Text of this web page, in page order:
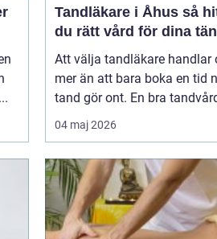
Tandläkare i Åhus så hittar
du rätt vård för dina
Att välja tandläkare handlar
mer än att bara boka en tid
tand gör ont. En bra
04 maj 2026